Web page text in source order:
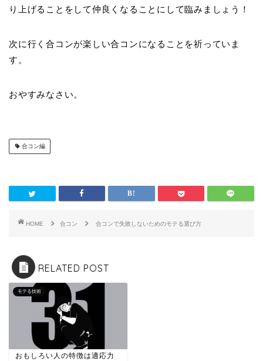
り上げることをして仲良くなることにして臨みましょう！
次に行く合コンが楽しい合コンになることを祈っていま
す。
おやすみなさい。
合コン編
HOME 合コン 合コンで失敗しないためのモテる選び方
RELATED POST
モテる技術
おもしろい人の特徴は適応力